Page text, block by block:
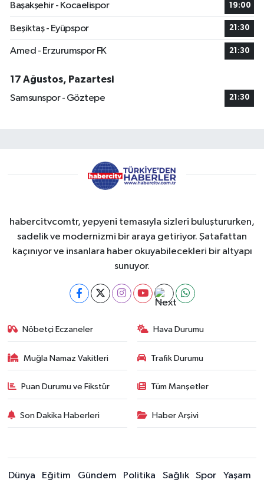
Başakşehir - Kocaelispor
19:00
Beşiktaş - Eyüpspor 21:30
Amed - Erzurumspor FK 21:30
17 Ağustos, Pazartesi
Samsunspor - Göztepe
21:30
habercitvcomtr, yepyeni temasıyla sizleri buluştururken,
sadelik ve modernizmi bir araya getiriyor. Şatafattan
kaçınıyor ve insanlara haber okuyabilecekleri bir altyapı
sunuyor.
Nöbetçi Eczaneler Hava Durumu
Muğla Namaz Vakitleri Trafik Durumu
Puan Durumu ve Fikstür Tüm Manşetler
Son Dakika Haberleri Haber Arşivi
Dünya Eğitim Gündem Politika Sağlık Spor Yaşam